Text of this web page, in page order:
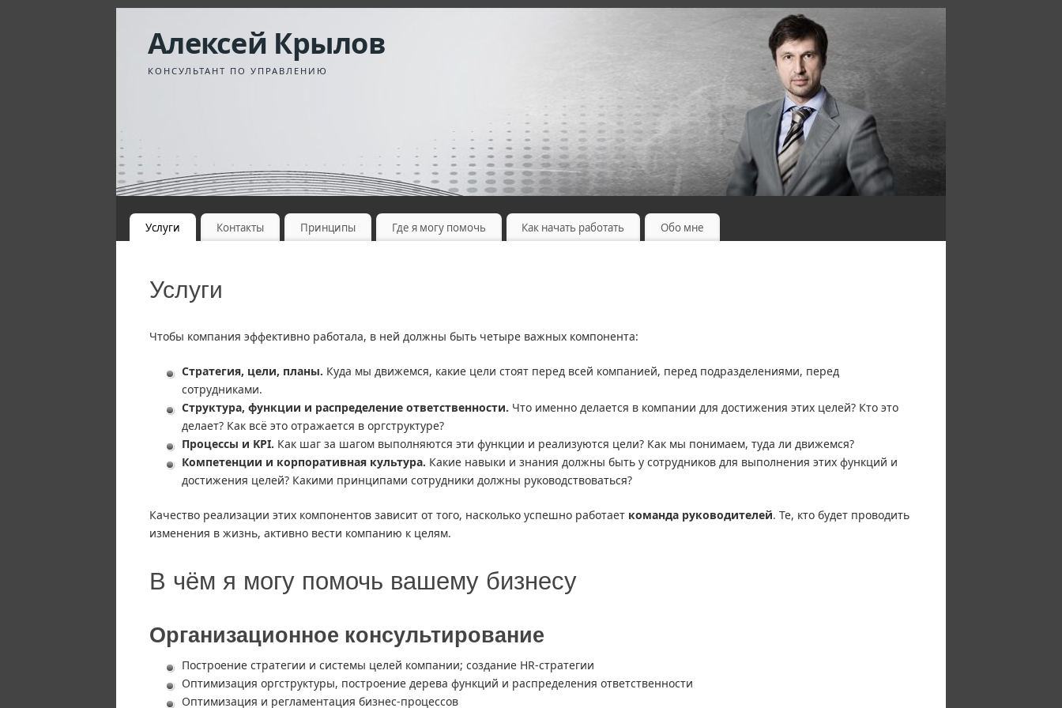
Алексей Крылов
КОНСУЛЬТАНТ ПО УПРАВЛЕНИЮ
Услуги Контакты Принципы Где я могу помочь Как начать работать Обо мне
Услуги
Чтобы компания эффективно работала, в ней должны быть четыре важных компонента:
Стратегия, цели, планы. Куда мы движемся, какие цели стоят перед всей компанией, перед подразделениями, перед
сотрудниками.
Структура, функции и распределение ответственности. Что именно делается в компании для достижения этих целей? Кто это
делает? Как всё это отражается в оргструктуре?
Процессы и KPI. Как шаг за шагом выполняются эти функции и реализуются цели? Как мы понимаем, туда ли движемся?
Компетенции и корпоративная культура. Какие навыки и знания должны быть у сотрудников для выполнения этих функций и
достижения целей? Какими принципами сотрудники должны руководствоваться?
Качество реализации этих компонентов зависит от того, насколько успешно работает команда руководителей. Те, кто будет проводить
изменения в жизнь, активно вести компанию к целям.
В чём я могу помочь вашему бизнесу
Организационное консультирование
Построение стратегии и системы целей компании; создание HR-стратегии
Оптимизация оргструктуры, построение дерева функций и распределения ответственности
Оптимизация и регламентация бизнес-процессов